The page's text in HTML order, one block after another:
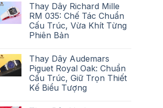
Thay Dây Richard Mille
RM 035: Chế Tác Chuẩn
Cấu Trúc, Vừa Khít Từng
Phiên Bản
Thay Dây Audemars
Piguet Royal Oak: Chuẩn
Cấu Trúc, Giữ Trọn Thiết
Kế Biểu Tượng